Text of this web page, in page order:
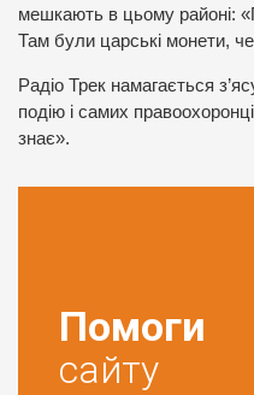
мешкають в цьому районі:
Там були царські монети,
Радіо Трек намагається
подію і самих
знає».
Помоги
сайту